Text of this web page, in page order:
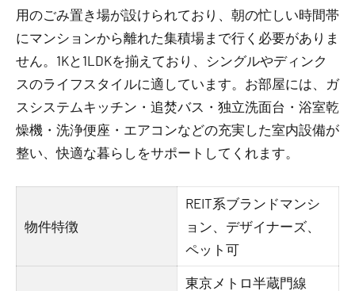
用のごみ置き場が設けられており、朝の忙しい時間帯
にマンションから離れた集積場まで行く必要がありま
せん。1Kと1LDKを揃えており、シングルやディンク
スのライフスタイルに適しています。お部屋には、ガ
スシステムキッチン・追焚バス・独立洗面台・浴室乾
燥機・洗浄便座・エアコンなどの充実した室内設備が
整い、快適な暮らしをサポートしてくれます。
物件特徴
REIT系ブランドマンシ
ョン、デザイナーズ、
ペット可
東京メトロ半蔵門線